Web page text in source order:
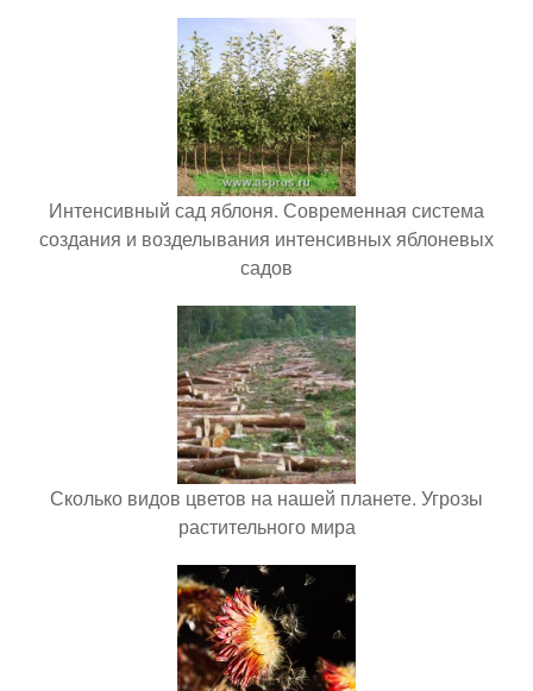
Интенсивный сад яблоня. Современная система
создания и возделывания интенсивных яблоневых
садов
Сколько видов цветов на нашей планете. Угрозы
растительного мира